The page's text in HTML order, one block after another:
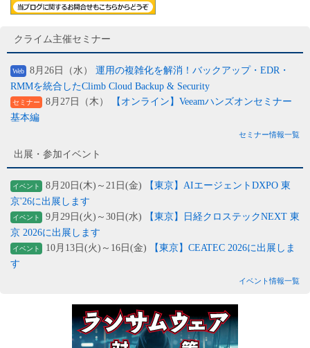
クライム主催セミナー
Web 8月26日（水） 運用の複雑化を解消！バックアップ・EDR・
RMMを統合したClimb Cloud Backup & Security
セミナー 8月27日（木）
【オンライン】Veeamハンズオンセミナー
基本編
セミナー情報一覧
出展・参加イベント
イベント 8月20日(木)～21日(金)
【東京】AIエージェントDXPO 東
京'26に出展します
イベント 9月29日(火)～30日(水)
【東京】日経クロステックNEXT 東
京 2026に出展します
イベント 10月13日(火)～16日(金)
【東京】CEATEC 2026に出展しま
す
イベント情報一覧